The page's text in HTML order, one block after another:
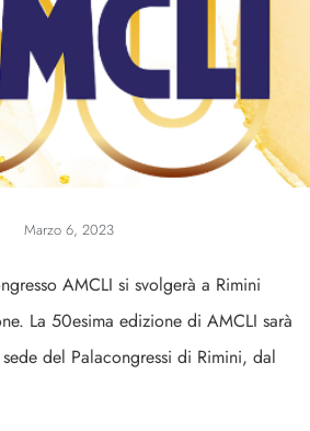
Marzo 6, 2023
AMCLI si svolgerà a Rimini
La 50esima edizione di AMCLI sarà
del Palacongressi di Rimini, dal